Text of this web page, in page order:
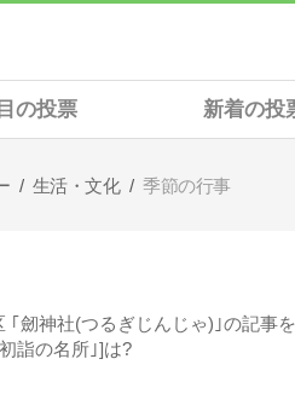
の投票 新着の投
生活・文化 季節の行事
｢劒神社(つるぎじんじゃ)｣の記事
詣の名所｣]は?